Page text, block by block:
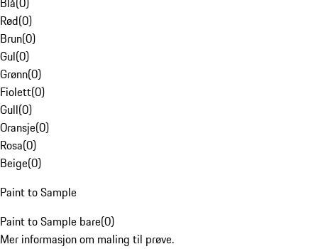
Rød(0)
Brun(0)
Gul(0)
Grønn(0)
Fiolett(0)
Gull(0)
Oransje(0)
Rosa(0)
Beige(0)
Paint to Sample
Paint to Sample bare(0)
Mer informasjon om maling til prøve.